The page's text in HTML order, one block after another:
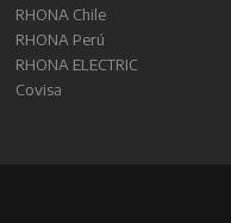
RHONA Chile
RHONA Perú
RHONA ELECTRIC
Covisa